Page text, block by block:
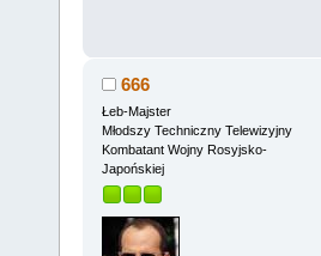
666
Łeb-Majster
Młodszy Techniczny Telewizyjny
Kombatant Wojny Rosyjsko-
Japońskiej